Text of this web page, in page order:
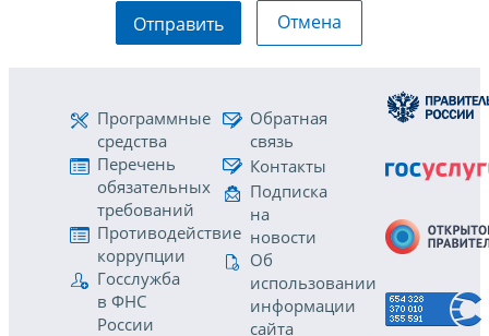
Отправить Отмена
Программные
средства
Перечень
обязательных
требований
Противодействие
коррупции
Госслужба
в ФНС
России
Обратная
связь
Контакты
Подписка
на
новости
Об
использовании
информации
сайта